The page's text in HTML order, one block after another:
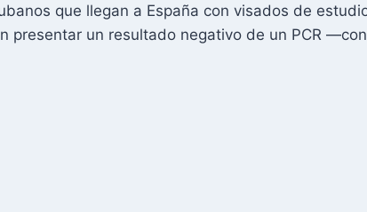
que llegan a España con visados de
presentar un resultado negativo de un PCR